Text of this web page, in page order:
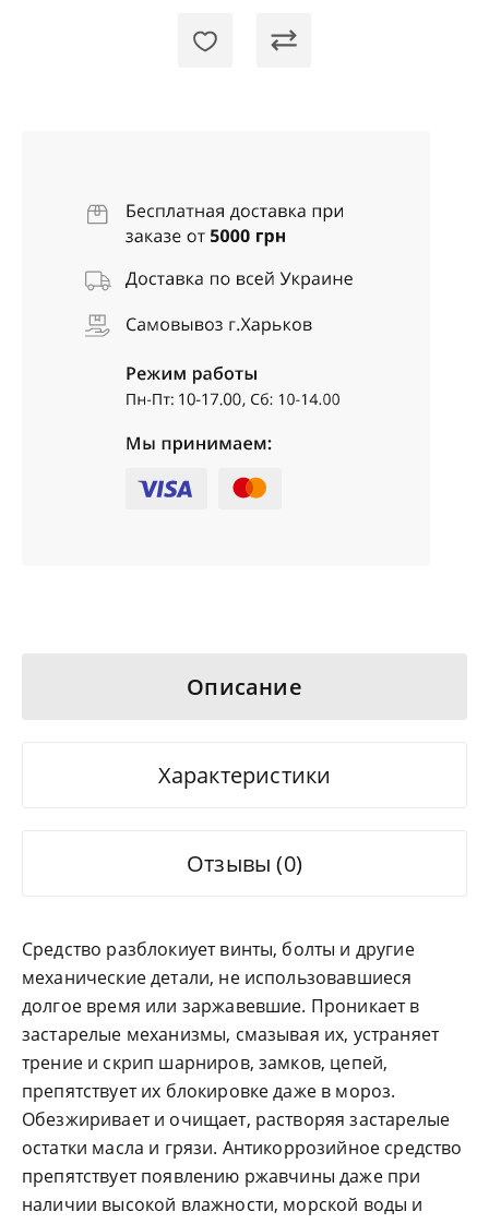
Описание
Характеристики
Отзывы (0)
Средство разблокиует винты, болты и другие
механические детали, не использовавшиеся
долгое время или заржавевшие. Проникает в
застарелые механизмы, смазывая их, устраняет
трение и скрип шарниров, замков, цепей,
препятствует их блокировке даже в мороз.
Обезжиривает и очищает, растворяя застарелые
остатки масла и грязи. Антикоррозийное средство
препятствует появлению ржавчины даже при
наличии высокой влажности, морской воды и